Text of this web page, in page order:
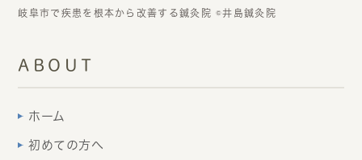
岐阜市で疾患を根本から改善する鍼灸院 ©井島鍼灸院
ABOUT
ホーム
初めての方へ